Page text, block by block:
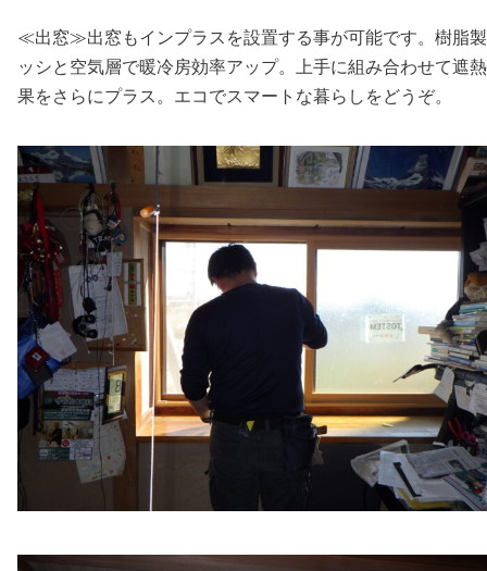
≪出窓≫出窓もインプラスを設置する事が可能です。樹脂
ッシと空気層で暖冷房効率アップ。上手に組み合わせて遮
果をさらにプラス。エコでスマートな暮らしをどうぞ。